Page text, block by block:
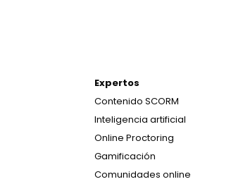
Expertos
Contenido SCORM
Inteligencia artificial
Online Proctoring
Gamificación
Comunidades online